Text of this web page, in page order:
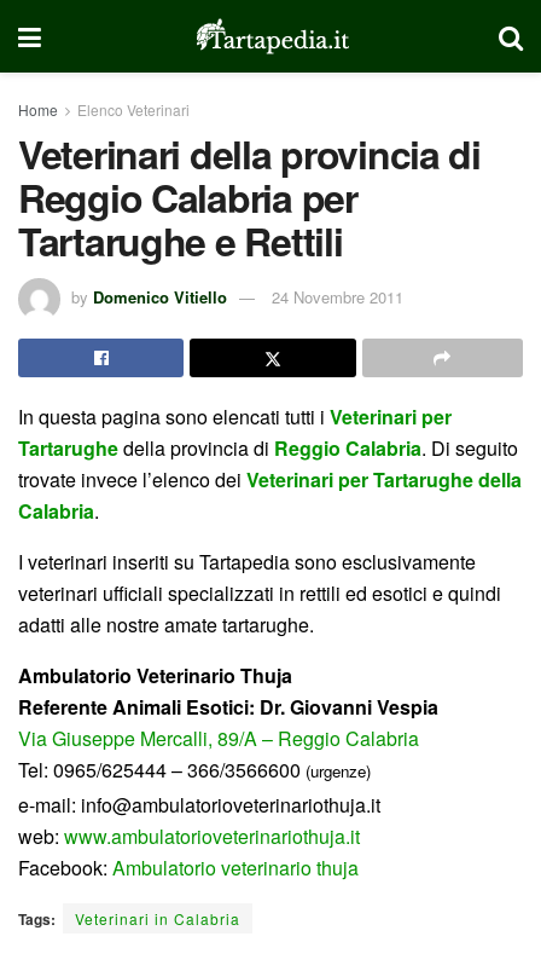
Home Elenco Veterinari
Veterinari della provincia di
Reggio Calabria per
Tartarughe e Rettili
by Domenico Vitiello 24 Novembre 2011
In questa pagina sono elencati tutti i Veterinari per
Tartarughedella provincia di Reggio Calabria. Di seguito
trovate invece l’elenco dei Veterinari per Tartarughe della
Calabria.
I veterinari inseriti su Tartapedia sono esclusivamente
veterinari ufficiali specializzati in rettili ed esotici e quindi
adatti alle nostre amate tartarughe.
Ambulatorio Veterinario Thuja
Referente Animali Esotici: Dr. Giovanni Vespia
Via Giuseppe Mercalli, 89/A – Reggio Calabria
Tel: 0965/625444 – 366/3566600 (urgenze)
e-mail: info@ambulatorioveterinariothuja.it
web: www.ambulatorioveterinariothuja.it
Facebook: Ambulatorio veterinario thuja
Tags: Veterinari in Calabria